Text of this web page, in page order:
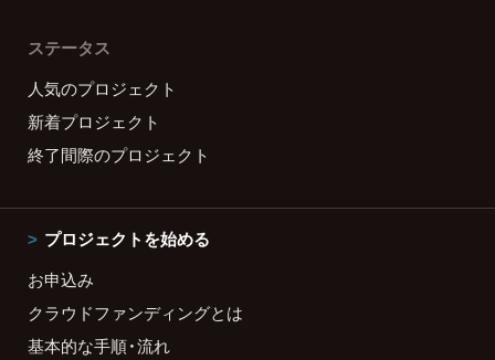
ステータス
人気のプロジェクト
新着プロジェクト
終了間際のプロジェクト
プロジェクトを始める
お申込み
クラウドファンディングとは
基本的な手順・流れ